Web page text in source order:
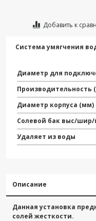
Добавить к
Система умягчения
Диаметр для
Производительность
Диаметр корпуса (мм)
Солевой бак выс/шир/
Удаляет из воды
Описание
Данная установка
солей жесткости.